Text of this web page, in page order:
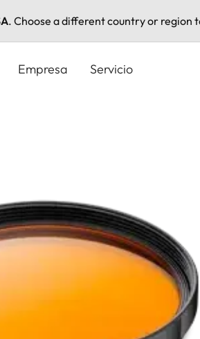
. Choose a different country or region
Empresa Servicio